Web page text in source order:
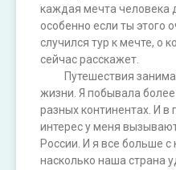
каждая мечта человека
особенно если ты этого
случился тур к мечте, о
сейчас расскажет.
⠀⠀⠀Путешествия
жизни. Я побывала
разных континентах. И
интерес у меня
России. И я все больше
насколько наша страна